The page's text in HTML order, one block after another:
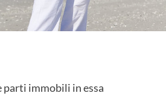
parti immobili in essa